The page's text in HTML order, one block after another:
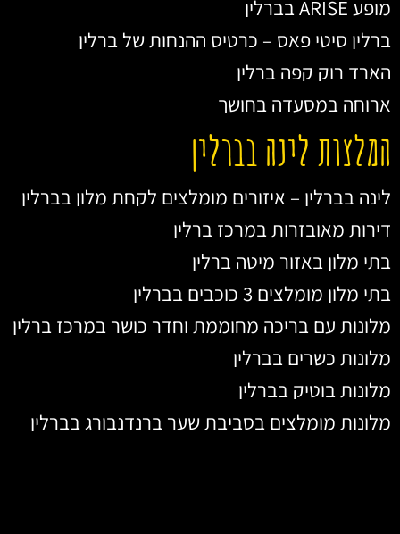
מופע ARISE בברלין
ברלין סיטי פאס – כרטיס ההנחות של ברלין
הארד רוק קפה ברלין
ארוחה במסעדה בחושך
המלצות לינה בברלין
לינה בברלין – איזורים מומלצים לקחת מלון בברלין
דירות מאובזרות במרכז ברלין
בתי מלון באזור מיטה ברלין
בתי מלון מומלצים 3 כוכבים בברלין
מלונות עם בריכה מחוממת וחדר כושר במרכז ברלין
מלונות כשרים בברלין
מלונות בוטיק בברלין
מלונות מומלצים בסביבת שער ברנדנבורג בברלין